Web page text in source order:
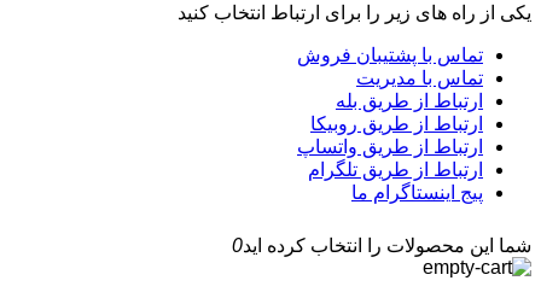
یکی از راه های زیر را برای ارتباط انتخاب کنید
تماس با پشتیبان فروش
تماس با مدیریت
ارتباط از طریق بله
ارتباط از طریق روبیکا
ارتباط از طریق واتساپ
ارتباط از طریق تلگرام
پیج اینستاگرام ما
شما این محصولات را انتخاب کرده اید0